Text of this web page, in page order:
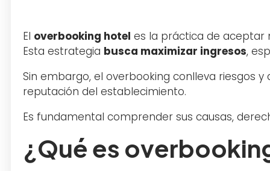
El overbooking hotel es la práctica de aceptar
Esta estrategia busca maximizar ingresos,
Sin embargo, el overbooking conlleva riesgos
reputación del establecimiento.
Es fundamental comprender sus causas,
¿Qué es